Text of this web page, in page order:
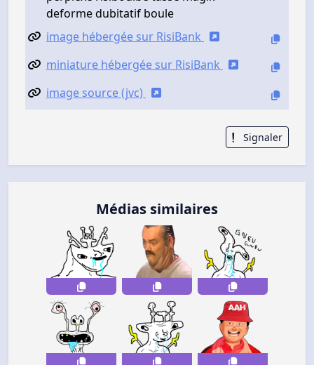
deforme dubitatif boule
image hébergée sur RisiBank
miniature hébergée sur RisiBank
image source (jvc)
Signaler
Médias similaires